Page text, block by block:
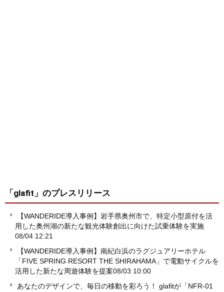
「glafit」 のプレスリリース
【WANDERIDE導入事例】岩手県奥州市で、特定小型原付を活
用した奥州湖の新たな観光体験創出に向けた試乗体験を実施
08/04 12:21
【WANDERIDE導入事例】南紀白浜のラグジュアリーホテル
「FIVE SPRING RESORT THE SHIRAHAMA」で電動サイクルを
活用した新たな周遊体験を提案08/03 10:00
あなたのデザインで、毎日の移動を彩ろう！ glafitが「NFR-01